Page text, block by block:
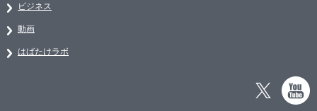
ビジネス
動画
はばたけラボ